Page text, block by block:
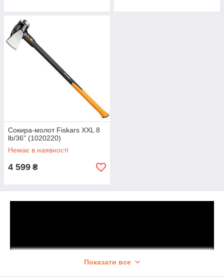
Сокира-молот Fiskars XXL 8
lb/36" (1020220)
Немає в наявності
4 599 ₴
Показати все